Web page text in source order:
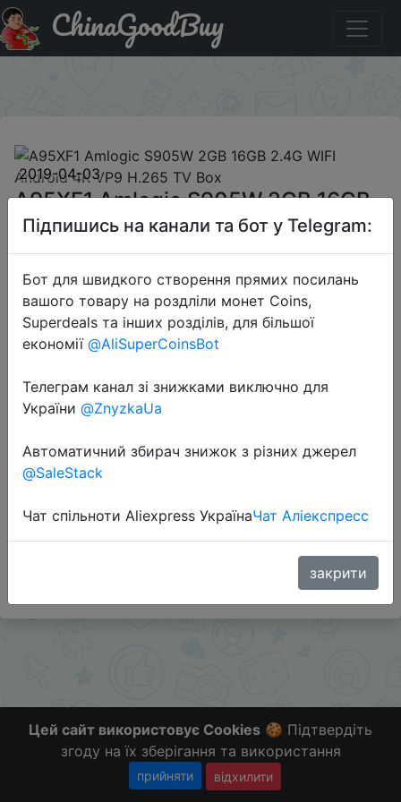
Придбати A95XF1 Amlogic S905W 2GB 16GB 2.4G WIFI
Android 4K VP9 H.265 TV Box
ChinaGoodBuy
2019-04-03
A95XF1 Amlogic S905W 2GB 16GB
2.4G WIFI Android 4K VP9 H.265 TV
Box
$23.99
Sale
t.me/ChinaGoodBuy
Цей сайт використовує Cookies 🍪 Підтвердіть
згоду на їх зберігання та використання
прийняти відхилити
Підпишись на канали та бот у Telegram:
Бот для швидкого створення прямих посилань
вашого товару на роздліли монет Coins,
Superdeals та інших розділів, для більшої
економії @AliSuperCoinsBot
Телеграм канал зі знижками виключно для
України @ZnyzkaUa
Автоматичний збирач знижок з різних джерел
@SaleStack
Чат спільноти Aliexpress УкраїнаЧат Аліекспресс
закрити